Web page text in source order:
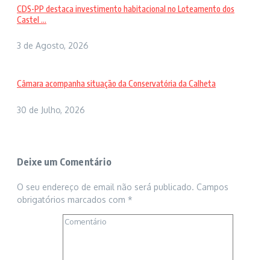
CDS-PP destaca investimento habitacional no Loteamento dos
Castel ...
3 de Agosto, 2026
Câmara acompanha situação da Conservatória da Calheta
30 de Julho, 2026
Deixe um Comentário
O seu endereço de email não será publicado. Campos
obrigatórios marcados com *